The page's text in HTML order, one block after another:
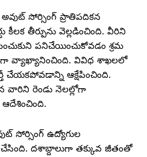
అవుట్ సోర్సింగ్ ప్రాతిపదికన
కీలక తీర్పును వెల్లడించింది. వీరిని
పనిచేయించుకోవడం శ్రమ
వ్యాఖ్యానించింది. వివిధ శాఖలలో
చేయకపోవడాన్ని ఆక్షేపించింది.
వారిని రెండు నెలల్లోగా
ఆదేశించింది.
సోర్సింగ్ ఉద్యోగుల
చేసింది. దశాబ్దాలుగా తక్కువ జీతంతో